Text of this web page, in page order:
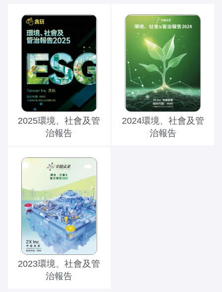
2025環境、社會及管
治報告
2024環境、社會及管
治報告
2023環境、社會及管
治報告